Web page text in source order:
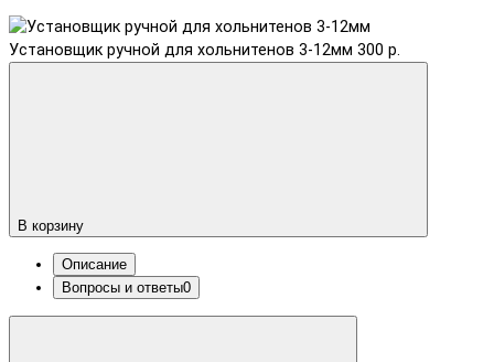
Установщик ручной для хольнитенов 3-12мм 300 р.
В корзину
Описание
Вопросы и ответы0